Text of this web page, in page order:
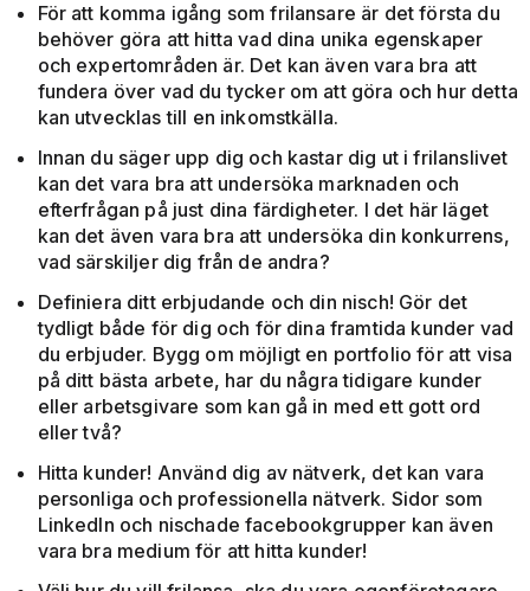
För att komma igång som frilansare är det första du
behöver göra att hitta vad dina unika egenskaper
och expertområden är. Det kan även vara bra att
fundera över vad du tycker om att göra och hur detta
kan utvecklas till en inkomstkälla.
Innan du säger upp dig och kastar dig ut i frilanslivet
kan det vara bra att undersöka marknaden och
efterfrågan på just dina färdigheter. I det här läget
kan det även vara bra att undersöka din konkurrens,
vad särskiljer dig från de andra?
Definiera ditt erbjudande och din nisch! Gör det
tydligt både för dig och för dina framtida kunder vad
du erbjuder. Bygg om möjligt en portfolio för att visa
på ditt bästa arbete, har du några tidigare kunder
eller arbetsgivare som kan gå in med ett gott ord
eller två?
Hitta kunder! Använd dig av nätverk, det kan vara
personliga och professionella nätverk. Sidor som
LinkedIn och nischade facebookgrupper kan även
vara bra medium för att hitta kunder!